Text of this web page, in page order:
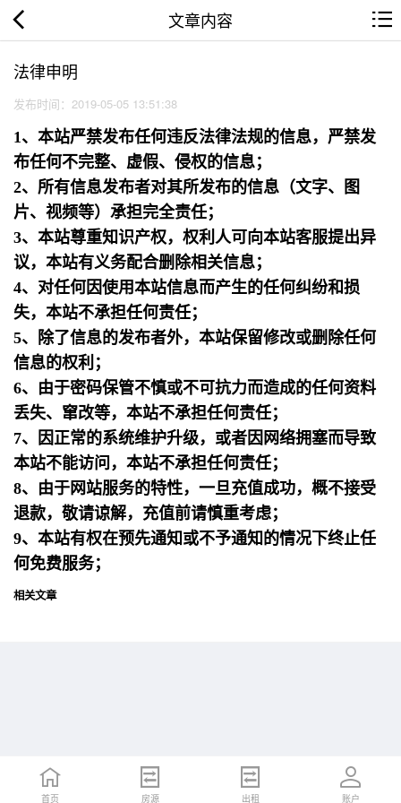
文章内容
法律申明
发布时间：2019-05-05 13:51:38
1、本站严禁发布任何违反法律法规的信息，严禁发
布任何不完整、虚假、侵权的信息；
2、所有信息发布者对其所发布的信息（文字、图
片、视频等）承担完全责任；
3、本站尊重知识产权，权利人可向本站客服提出异
议，本站有义务配合删除相关信息；
4、对任何因使用本站信息而产生的任何纠纷和损
失，本站不承担任何责任；
5、除了信息的发布者外，本站保留修改或删除任何
信息的权利；
6、由于密码保管不慎或不可抗力而造成的任何资料
丢失、窜改等，本站不承担任何责任；
7、因正常的系统维护升级，或者因网络拥塞而导致
本站不能访问，本站不承担任何责任；
8、由于网站服务的特性，一旦充值成功，概不接受
退款，敬请谅解，充值前请慎重考虑；
9、本站有权在预先通知或不予通知的情况下终止任
何免费服务；
相关文章
首页 招聘 简历 账户
首页 房源 出租 账户